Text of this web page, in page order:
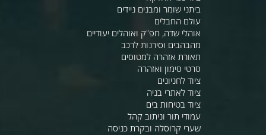
ביתני שומר ומבנים ניידים
עולם החבלים
אוהלי שדה, חפ"ק ואוהלים יעודיים
מהבהבים וסירנות לרכב
תאורת אזהרה למטוסים
סרטי סימון ואזהרה
ציוד לחניונים
ציוד לאתרי בניה
ציוד בטיחות בים
עמודי תור וניתוב קהל
שערי קרוסלה ובקרת כניסה